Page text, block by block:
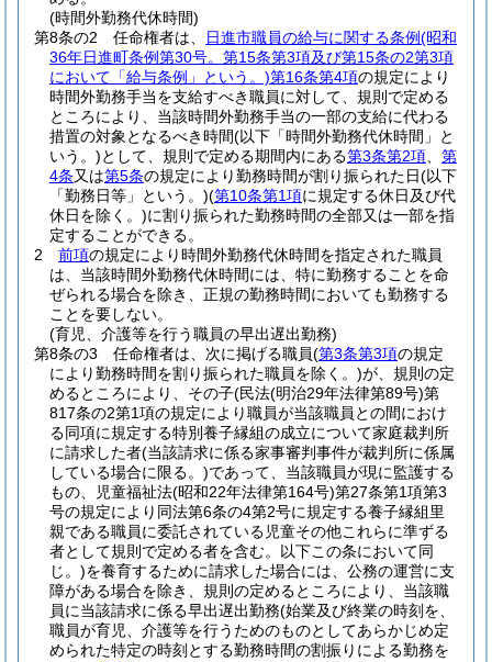
(時間外勤務代休時間)
第8条の2
任命権者は、 日進市職員の給与に関する条例(昭和
36年日進町条例第30号。第15条第3項及び第15条の2第3項
において「給与条例」という。)第16条第4項の規定により
時間外勤務手当を支給すべき職員に対して、規則で定める
ところにより、当該時間外勤務手当の一部の支給に代わる
措置の対象となるべき時間(以下「時間外勤務代休時間」と
いう。)として、規則で定める期間内にある第3条第2項
第
4条又は第5条の規定により勤務時間が割り振られた日(以下
「勤務日等」という。)(第10条第1項に規定する休日及び代
休日を除く。)に割り振られた勤務時間の全部又は一部を指
定することができる。
2
前項の規定により時間外勤務代休時間を指定された職員
は、当該時間外勤務代休時間には、特に勤務することを命
ぜられる場合を除き、正規の勤務時間においても勤務する
ことを要しない。
(育児、介護等を行う職員の早出遅出勤務)
第8条の3
任命権者は、次に掲げる職員(第3条第3項の規定
により勤務時間を割り振られた職員を除く。)が、規則の定
めるところにより、その子(民法(明治29年法律第89号)第
817条の2第1項の規定により職員が当該職員との間におけ
る同項に規定する特別養子縁組の成立について家庭裁判所
に請求した者(当該請求に係る家事審判事件が裁判所に係属
している場合に限る。)であって、当該職員が現に監護する
もの、児童福祉法(昭和22年法律第164号)第27条第1項第3
号の規定により同法第6条の4第2号に規定する養子縁組里
親である職員に委託されている児童その他これらに準ずる
者として規則で定める者を含む。以下この条において同
じ。)を養育するために請求した場合には、公務の運営に支
障がある場合を除き、規則の定めるところにより、当該職
員に当該請求に係る早出遅出勤務(始業及び終業の時刻を、
職員が育児、介護等を行うためのものとしてあらかじめ定
められた特定の時刻とする勤務時間の割振りによる勤務を